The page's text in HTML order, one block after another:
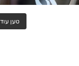
טען